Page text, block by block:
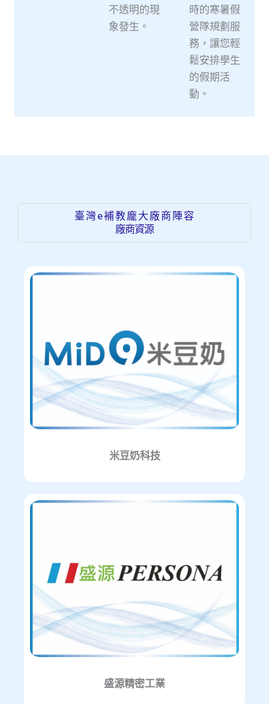
不透明的現
象發生。
時的寒暑假
營隊規劃服
務，讓您輕
鬆安排學生
的假期活
動。
臺灣e補教龐大廠商陣容
廠商資源
米豆奶科技
盛源精密工業